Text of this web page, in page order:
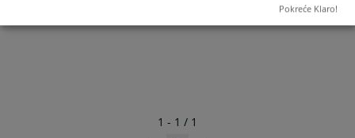
1 - 1 / 1
Pokreće Klaro!